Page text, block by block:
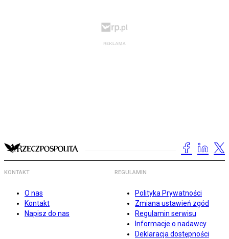
KONTAKT
O nas
Kontakt
Napisz do nas
REGULAMIN
Polityka Prywatności
Zmiana ustawień zgód
Regulamin serwisu
Informacje o nadawcy
Deklaracja dostępności